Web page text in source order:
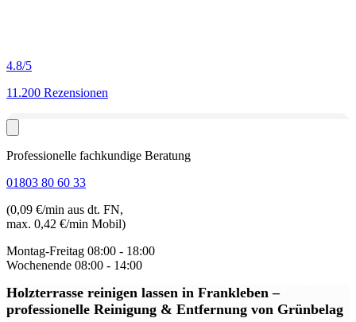
4.8/5
11.200 Rezensionen
Professionelle fachkundige Beratung
01803 80 60 33
(0,09 €/min aus dt. FN,
max. 0,42 €/min Mobil)
Montag-Freitag 08:00 - 18:00
Wochenende 08:00 - 14:00
Holzterrasse reinigen lassen in Frankleben–
professionelle Reinigung & Entfernung von Grünbelag